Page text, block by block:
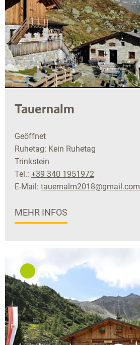
Tauernalm
Geöffnet
Ruhetag: Kein Ruhetag
Trinkstein
Tel.: +39 340 1951972
E-Mail: tauernalm2018@gmail.com
MEHR INFOS